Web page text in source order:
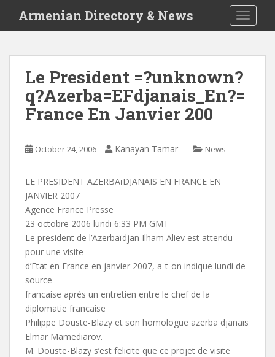
i
Armenian Directory & News
Le President =?unknown?
q?Azerba=EFdjanais_En?=
France En Janvier 200
October 24, 2006 Kanayan Tamar News
LE PRESIDENT AZERBAïDJANAIS EN FRANCE EN
JANVIER 2007
Agence France Presse
23 octobre 2006 lundi 6:33 PM GMT
Le president de l’Azerbaïdjan Ilham Aliev est attendu
pour une visite
d’Etat en France en janvier 2007, a-t-on indique lundi de
source
francaise après un entretien entre le chef de la
diplomatie francaise
Philippe Douste-Blazy et son homologue azerbaïdjanais
Elmar Mamediarov.
M. Douste-Blazy s’est felicite que ce projet de visite